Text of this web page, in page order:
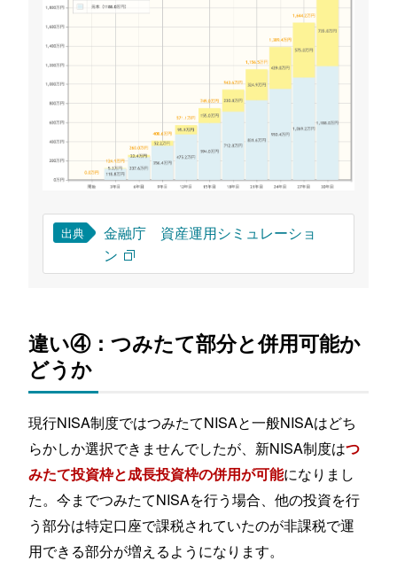
出典
金融庁 資産運用シミュレーショ
ン
違い④：つみたて部分と併用可能か
どうか
現行NISA制度ではつみたてNISAと一般NISAはどち
らかしか選択できませんでしたが、新NISA制度はつ
みたて投資枠と成長投資枠の併用が可能になりまし
た。今までつみたてNISAを行う場合、他の投資を行
う部分は特定口座で課税されていたのが非課税で運
用できる部分が増えるようになります。